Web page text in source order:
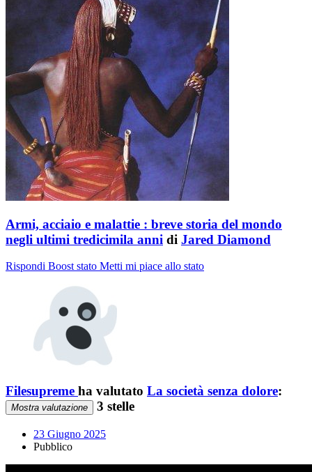
Armi, acciaio e malattie : breve storia del mondo
negli ultimi tredicimila anni di Jared Diamond
Rispondi Boost stato Metti mi piace allo stato
Filesupreme ha valutato La società senza dolore:
Mostra valutazione 3 stelle
23 Giugno 2025
Pubblico